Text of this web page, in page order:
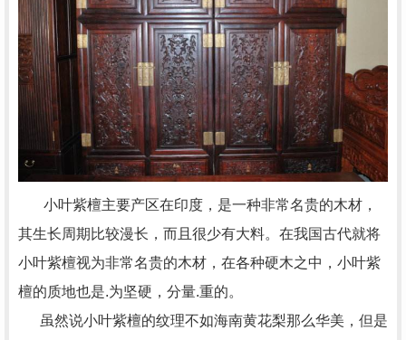
小叶紫檀主要产区在印度，是一种非常名贵的木材，
其生长周期比较漫长，而且很少有大料。在我国古代就将
小叶紫檀视为非常名贵的木材，在各种硬木之中，小叶紫
檀的质地也是.为坚硬，分量.重的。
虽然说小叶紫檀的纹理不如海南黄花梨那么华美，但是